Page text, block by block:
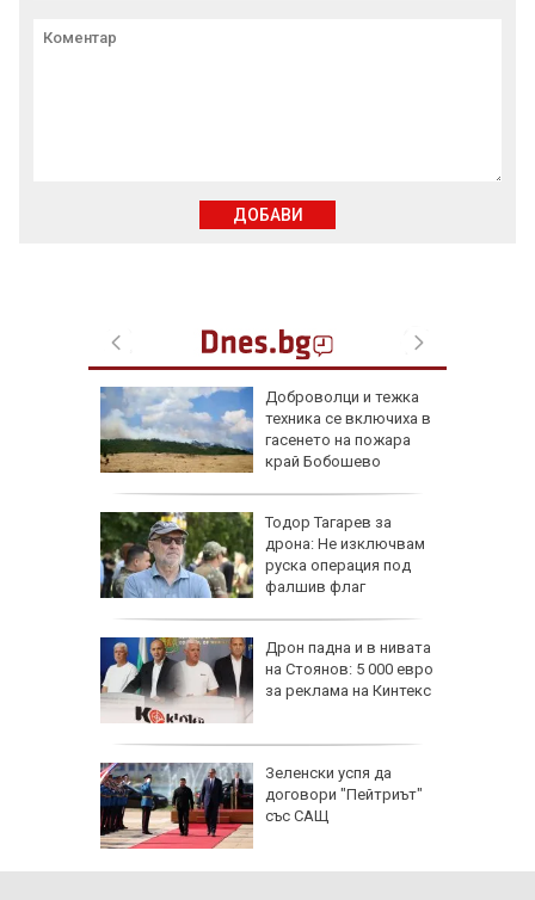
Доброволци и тежка
техника се включиха в
гасенето на пожара
край Бобошево
Тодор Тагарев за
дрона: Не изключвам
руска операция под
фалшив флаг
Дрон падна и в нивата
на Стоянов: 5 000 евро
за реклама на Кинтекс
Зеленски успя да
договори "Пейтриът"
със САЩ
ДОБАВИ